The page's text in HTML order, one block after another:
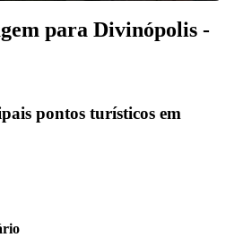
para Divinópolis -
pontos turísticos em